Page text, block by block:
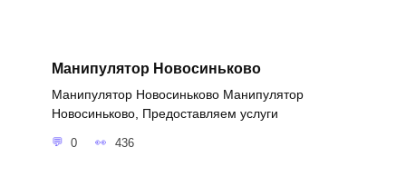
Манипулятор Новосиньково
Манипулятор Новосиньково Манипулятор
Новосиньково, Предоставляем услуги
0 436